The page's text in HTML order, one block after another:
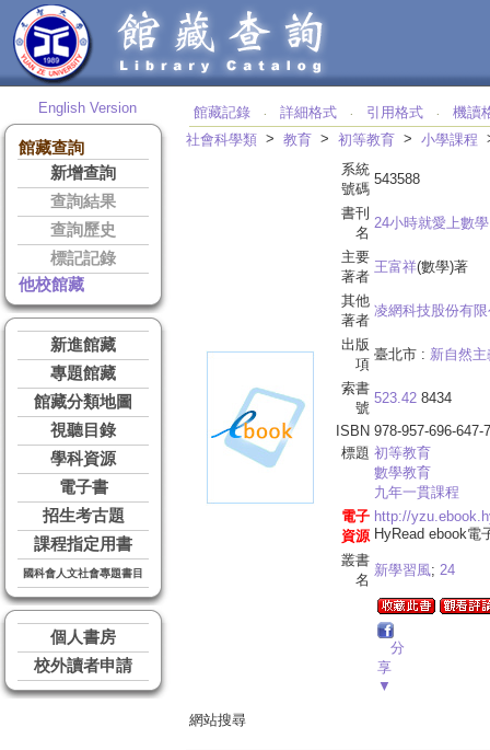
English Version
館藏查詢
新增查詢
查詢結果
查詢歷史
標記記錄
他校館藏
新進館藏
專題館藏
館藏分類地圖
視聽目錄
學科資源
電子書
招生考古題
課程指定用書
國科會人文社會專題書目
個人書房
校外讀者申請
館藏記錄 ‧ 詳細格式 ‧ 引用格式 ‧
機讀
社會科學類 > 教育 > 初等教育 > 小學課程
系統
號碼
543588
書刊
名
24小時就愛上數學
主要
著者
王富祥(數學)著
其他
著者
凌網科技股份有
出版
項
臺北市 : 新自然主
索書
號
523.42 8434
ISBN 978-957-696-647-7
標題 初等教育
數學教育
九年一貫課程
電子
資源
http://
HyRead ebook電
叢書
名
新學習風; 24
分
享
▼
網站搜尋